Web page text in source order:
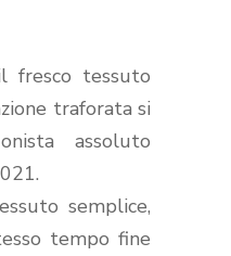
fresco tessuto
traforata si
assoluto
semplice,
tempo fine